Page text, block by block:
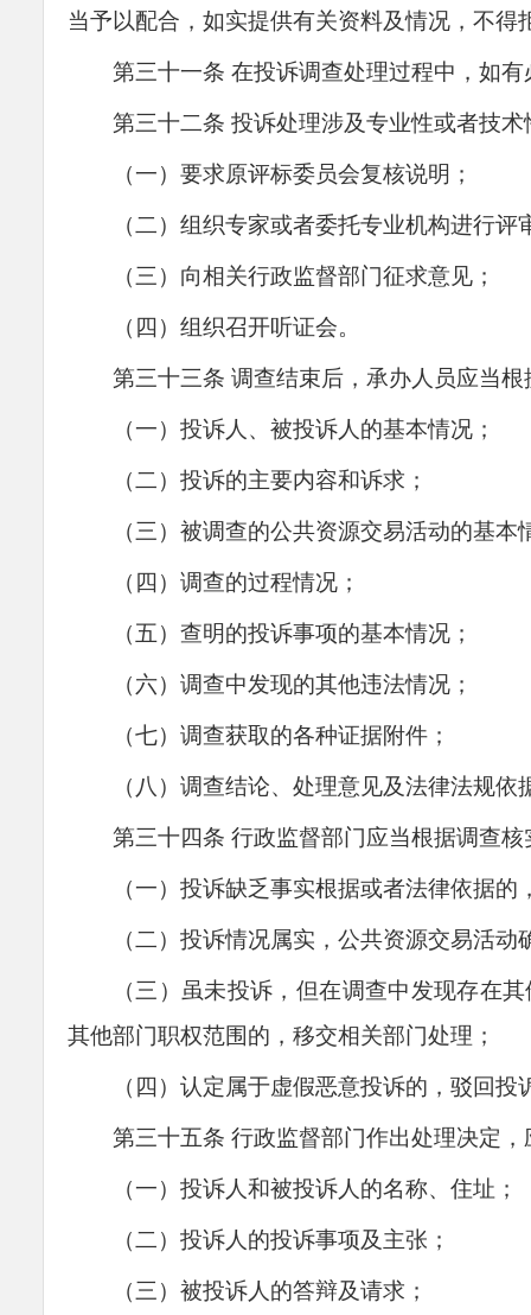
当予以配合，如实提供有关资料及情况，不得
第三十一条 在投诉调查处理过程中，如
第三十二条 投诉处理涉及专业性或者技
（一）要求原评标委员会复核说明；
（二）组织专家或者委托专业机构进行评
（三）向相关行政监督部门征求意见；
（四）组织召开听证会。
第三十三条 调查结束后，承办人员应当
（一）投诉人、被投诉人的基本情况；
（二）投诉的主要内容和诉求；
（三）被调查的公共资源交易活动的基本
（四）调查的过程情况；
（五）查明的投诉事项的基本情况；
（六）调查中发现的其他违法情况；
（七）调查获取的各种证据附件；
（八）调查结论、处理意见及法律法规依
第三十四条 行政监督部门应当根据调查
（一）投诉缺乏事实根据或者法律依据的
（二）投诉情况属实，公共资源交易活
（三）虽未投诉，但在调查中发现存在
其他部门职权范围的，移交相关部门处理；
（四）认定属于虚假恶意投诉的，驳回投
第三十五条 行政监督部门作出处理决定
（一）投诉人和被投诉人的名称、住址；
（二）投诉人的投诉事项及主张；
（三）被投诉人的答辩及请求；